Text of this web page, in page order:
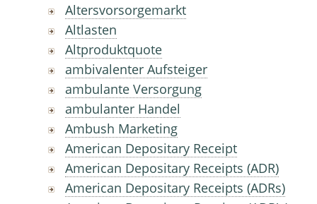
Altersvorsorgemarkt
Altlasten
Altproduktquote
ambivalenter Aufsteiger
ambulante Versorgung
ambulanter Handel
Ambush Marketing
American Depositary Receipt
American Depositary Receipts (ADR)
American Depositary Receipts (ADRs)